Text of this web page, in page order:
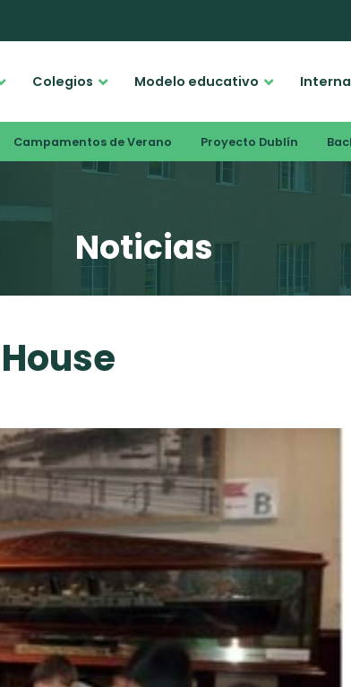
Colegios Modelo educativo
Campamentos de Verano Proyecto Dublín
Noticias